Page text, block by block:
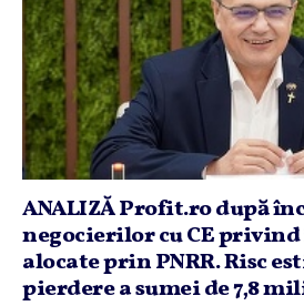
ANALIZĂ Profit.ro după
negocierilor cu CE
alocate prin PNRR. Risc
pierdere a sumei de 7,8